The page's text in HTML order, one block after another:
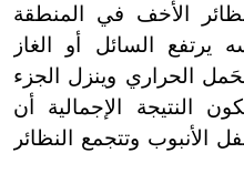
الأخف في المنطقة
يرتفع السائل أو الغاز
الحراري وينزل الجزء
النتيجة الإجمالية أن
الأنبوب وتتجمع النظائر